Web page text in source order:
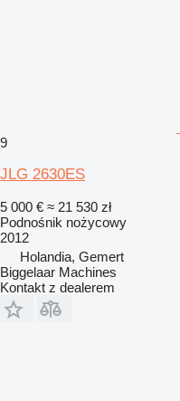
9
JLG 2630ES
5 000 € ≈ 21 530 zł
Podnośnik nożycowy
2012
Holandia, Gemert
Biggelaar Machines
Kontakt z dealerem